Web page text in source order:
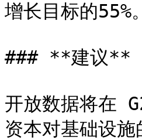
增长目标的55%
### **建议**
开放数据将在
资本对基础设